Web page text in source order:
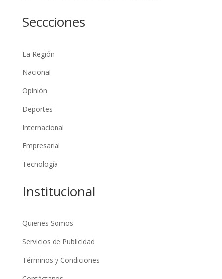
Seccciones
La Región
Nacional
Opinión
Deportes
Internacional
Empresarial
Tecnología
Institucional
Quienes Somos
Servicios de Publicidad
Términos y Condiciones